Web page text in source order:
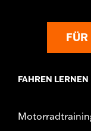
FAHREN LERNEN